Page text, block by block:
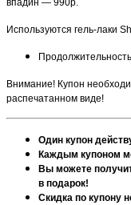
впадин — 990р.
Используются гель-лаки
Внимание! Купон
распечатанном виде!
Один купон
Каждым купоном
Вы можете
в подарок!
Скидка по купону